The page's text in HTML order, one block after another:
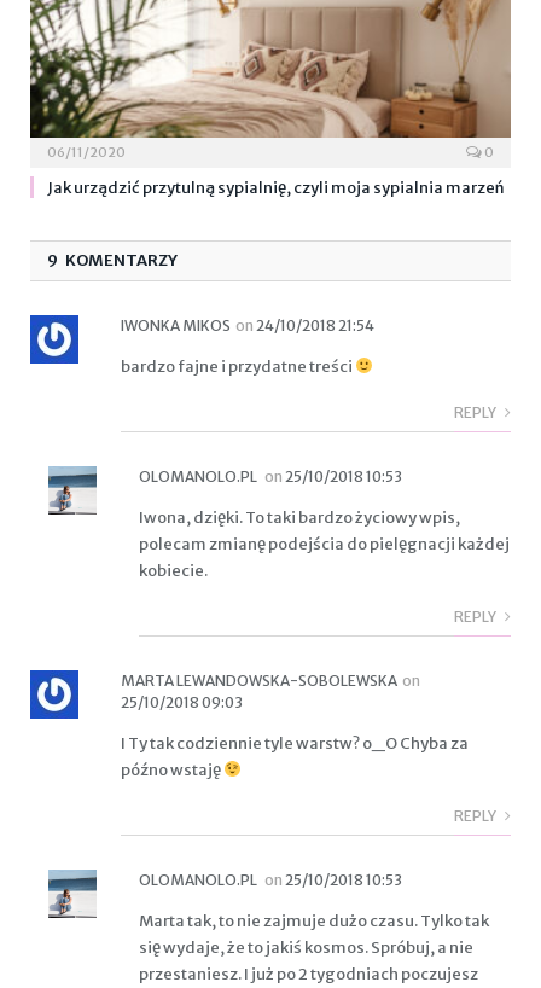
06/11/2020 0
Jak urządzić przytulną sypialnię, czyli moja sypialnia marzeń
9 KOMENTARZY
IWONKA MIKOS on 24/10/2018 21:54
bardzo fajne i przydatne treści
REPLY
OLOMANOLO.PL on 25/10/2018 10:53
Iwona, dzięki. To taki bardzo życiowy wpis,
polecam zmianę podejścia do pielęgnacji każdej
kobiecie.
REPLY
MARTA LEWANDOWSKA-SOBOLEWSKA on
25/10/2018 09:03
I Ty tak codziennie tyle warstw? o_O Chyba za
późno wstaję
REPLY
OLOMANOLO.PL on 25/10/2018 10:53
Marta tak, to nie zajmuje dużo czasu. Tylko tak
się wydaje, że to jakiś kosmos. Spróbuj, a nie
przestaniesz. I już po 2 tygodniach poczujesz